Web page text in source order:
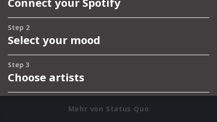
Mehr von Status Quo